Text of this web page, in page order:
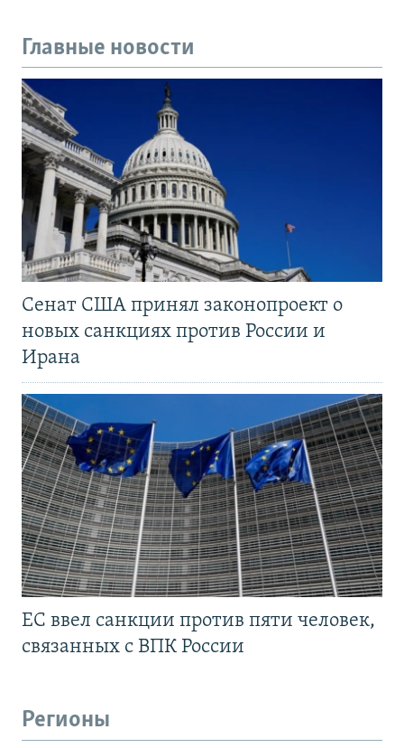
Главные новости
Сенат США принял законопроект о
новых санкциях против России и
Ирана
ЕС ввел санкции против пяти человек,
связанных с ВПК России
Регионы